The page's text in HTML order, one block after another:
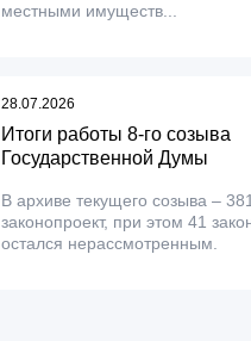
местными имуществ...
28.07.2026
Итоги работы 8-го созыва
Государственной Думы
В архиве текущего созыва –
законопроект, при этом 41
остался нерассмотренным.